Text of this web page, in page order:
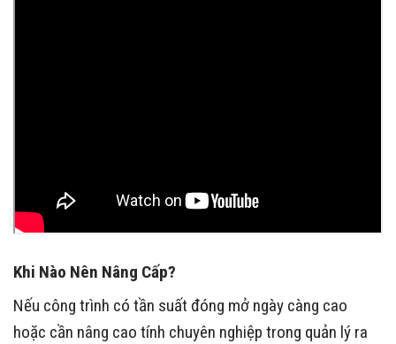
Khi Nào Nên Nâng Cấp?
Nếu công trình có tần suất đóng mở ngày càng cao
hoặc cần nâng cao tính chuyên nghiệp trong quản lý ra